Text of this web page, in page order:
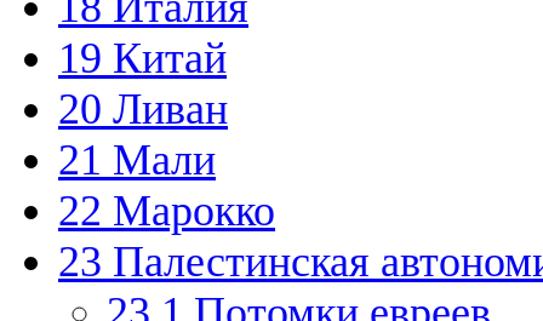
19 Китай
20 Ливан
21 Мали
22 Марокко
23 Палестинская